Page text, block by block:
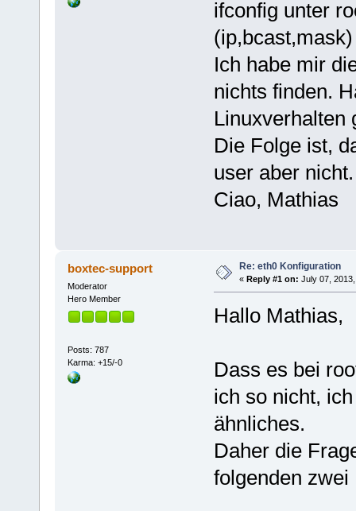
ifconfig unter
Ich habe mir
nichts finden.
Linuxverhalten
Die Folge ist,
user aber nicht.
Ciao, Mathias
boxtec-support
Moderator
Hero Member
Posts: 787
Karma: +15/-0
Re: eth0 Konfiguration
« Reply #1 on: July 07,
Hallo Mathias,
Dass es bei
ich so nicht,
ähnliches.
Daher die
folgenden zwei